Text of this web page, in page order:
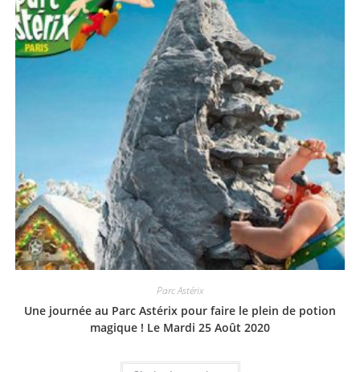
Parc Astérix
Une journée au Parc Astérix pour faire le plein de potion
magique ! Le Mardi 25 Août 2020